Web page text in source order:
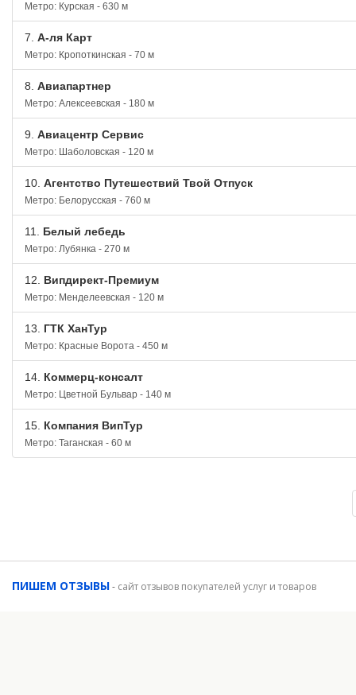
Метро: Курская - 630 м
7. А-ля Карт
Метро: Кропоткинская - 70 м
8. Авиапартнер
Метро: Алексеевская - 180 м
9. Авиацентр Сервис
Метро: Шаболовская - 120 м
10. Агентство Путешествий Твой Отпуск
Метро: Белорусская - 760 м
11. Белый лебедь
Метро: Лубянка - 270 м
12. Випдирект-Премиум
Метро: Менделеевская - 120 м
13. ГТК ХанТур
Метро: Красные Ворота - 450 м
14. Коммерц-консалт
Метро: Цветной Бульвар - 140 м
15. Компания ВипТур
Метро: Таганская - 60 м
ПИШЕМ ОТЗЫВЫ- сайт отзывов покупателей услуг и товаров